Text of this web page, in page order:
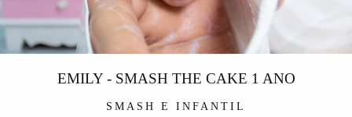
SMASH E INFANTIL
EMILY - SMASH THE CAKE 1 ANO